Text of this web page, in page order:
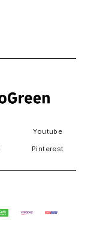
Youtube
Pinterest